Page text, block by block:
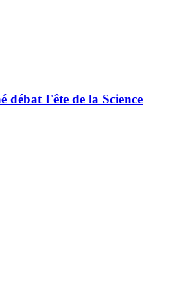
débat Fête de la Science